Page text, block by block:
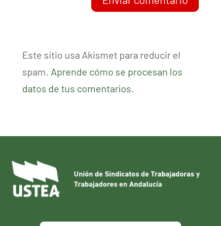
Este sitio usa Akismet para reducir el
spam. Aprende cómo se procesan los
datos de tus comentarios.